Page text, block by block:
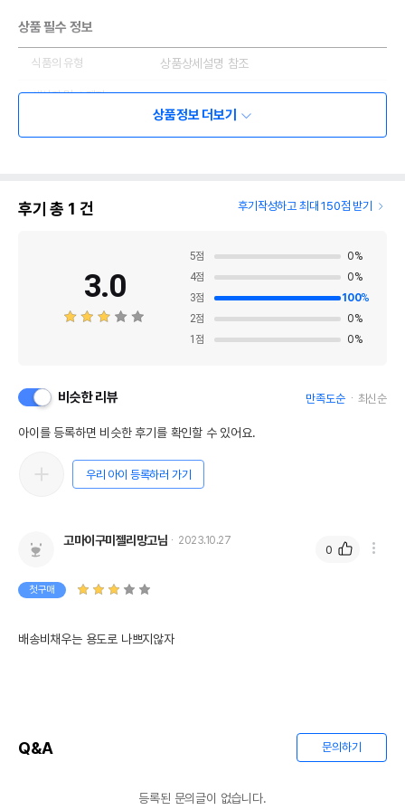
상품 필수 정보
식품의 유형 상품상세설명 참조
생산자 및 소재지
상품상세설명 참조
포장단위별 용량(중량),
상품상세설명 참조
상품상세설명 참조
상품상세설명 참조
유전자변형식품에
체중조절식품 등에
해당하는 경우 표시광고
"수입식품안전관리
특별법에 따른 수입신고를
상품상세설명 참조
어바웃펫 // 1644-9601
주의사항
상품정보 더보기
후기 총 1 건 후기작성하고 최대 150점 받기
3.0
5점 0%
4점 0%
3점 100%
2점 0%
1 점 0%
비슷한 리뷰 만족도순 최신순
아이를 등록하면 비슷한 후기를 확인할 수 있어요.
우리 아이 등록하러 가기
고마이구미젤리망고님 2023.10.27
첫구매
배송비채우는 용도로 나쁘지않자
0
Q&A 문의하기
등록된 문의글이 없습니다.